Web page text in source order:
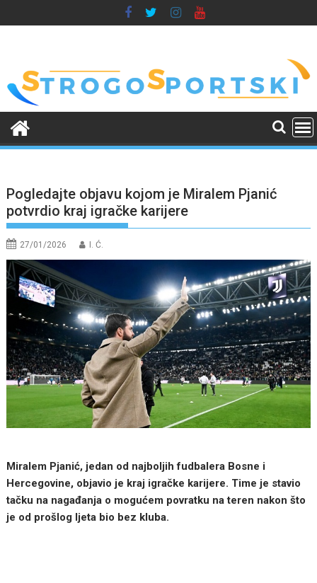
to
Pogledajte objavu kojom je Miralem Pjanić
potvrdio kraj igračke karijere
27/01/2026 I. Ć.
Miralem Pjanić, jedan od najboljih fudbalera Bosne i
Hercegovine, objavio je kraj igračke karijere. Time je stavio
tačku na nagađanja o mogućem povratku na teren nakon što
je od prošlog ljeta bio bez kluba.